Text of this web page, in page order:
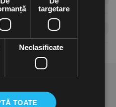
si...
targetare
Neclasificate
TOATE